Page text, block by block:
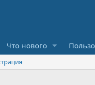
Что нового